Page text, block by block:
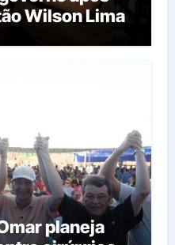
Wilson Lima
planeja